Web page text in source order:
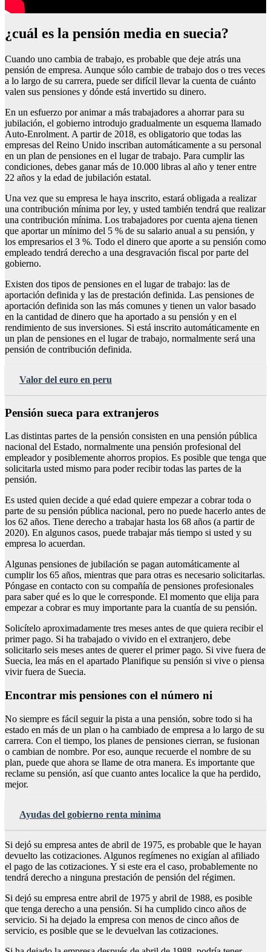
¿cuál es la pensión media en suecia?
Cuando uno cambia de trabajo, es probable que deje atrás una
pensión de empresa. Aunque sólo cambie de trabajo dos o tres veces
a lo largo de su carrera, puede ser difícil llevar la cuenta de cuánto
valen sus pensiones y dónde está invertido su dinero.
En un esfuerzo por animar a más trabajadores a ahorrar para su
jubilación, el gobierno introdujo gradualmente un esquema llamado
Auto-Enrolment. A partir de 2018, es obligatorio que todas las
empresas del Reino Unido inscriban automáticamente a su personal
en un plan de pensiones en el lugar de trabajo. Para cumplir las
condiciones, debes ganar más de 10.000 libras al año y tener entre
22 años y la edad de jubilación estatal.
Una vez que su empresa le haya inscrito, estará obligada a realizar
una contribución mínima por ley, y usted también tendrá que realizar
una contribución mínima. Los trabajadores por cuenta ajena tienen
que aportar un mínimo del 5 % de su salario anual a su pensión, y
los empresarios el 3 %. Todo el dinero que aporte a su pensión como
empleado tendrá derecho a una desgravación fiscal por parte del
gobierno.
Existen dos tipos de pensiones en el lugar de trabajo: las de
aportación definida y las de prestación definida. Las pensiones de
aportación definida son las más comunes y tienen un valor basado
en la cantidad de dinero que ha aportado a su pensión y en el
rendimiento de sus inversiones. Si está inscrito automáticamente en
un plan de pensiones en el lugar de trabajo, normalmente será una
pensión de contribución definida.
Valor del euro en peru
Pensión sueca para extranjeros
Las distintas partes de la pensión consisten en una pensión pública
nacional del Estado, normalmente una pensión profesional del
empleador y posiblemente ahorros propios. Es posible que tenga que
solicitarla usted mismo para poder recibir todas las partes de la
pensión.
Es usted quien decide a qué edad quiere empezar a cobrar toda o
parte de su pensión pública nacional, pero no puede hacerlo antes de
los 62 años. Tiene derecho a trabajar hasta los 68 años (a partir de
2020). En algunos casos, puede trabajar más tiempo si usted y su
empresa lo acuerdan.
Algunas pensiones de jubilación se pagan automáticamente al
cumplir los 65 años, mientras que para otras es necesario solicitarlas.
Póngase en contacto con su compañía de pensiones profesionales
para saber qué es lo que le corresponde. El momento que elija para
empezar a cobrar es muy importante para la cuantía de su pensión.
Solicítelo aproximadamente tres meses antes de que quiera recibir el
primer pago. Si ha trabajado o vivido en el extranjero, debe
solicitarlo seis meses antes de querer el primer pago. Si vive fuera de
Suecia, lea más en el apartado Planifique su pensión si vive o piensa
vivir fuera de Suecia.
Encontrar mis pensiones con el número ni
No siempre es fácil seguir la pista a una pensión, sobre todo si ha
estado en más de un plan o ha cambiado de empresa a lo largo de su
carrera. Con el tiempo, los planes de pensiones cierran, se fusionan
o cambian de nombre. Por eso, aunque recuerde el nombre de su
plan, puede que ahora se llame de otra manera. Es importante que
reclame su pensión, así que cuanto antes localice la que ha perdido,
mejor.
Ayudas del gobierno renta minima
Si dejó su empresa antes de abril de 1975, es probable que le hayan
devuelto las cotizaciones. Algunos regímenes no exigían al afiliado
el pago de las cotizaciones. Y si este era el caso, probablemente no
tendrá derecho a ninguna prestación de pensión del régimen.
Si dejó su empresa entre abril de 1975 y abril de 1988, es posible
que tenga derecho a una pensión. Si ha cumplido cinco años de
servicio. Si ha dejado la empresa con menos de cinco años de
servicio, es posible que se le devuelvan las cotizaciones.